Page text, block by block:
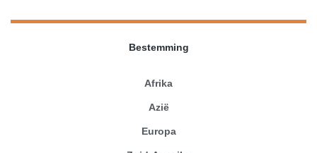
Bestemming
Afrika
Azië
Europa